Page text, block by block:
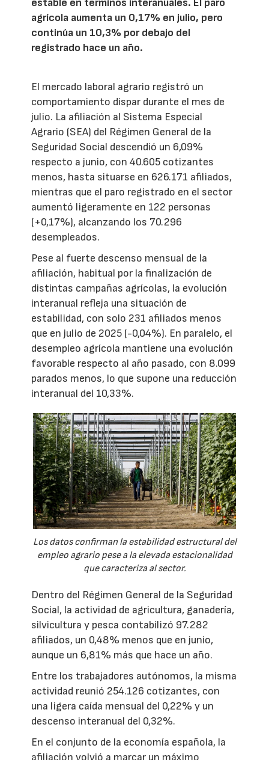
estable en términos interanuales. El paro
agrícola aumenta un 0,17% en julio, pero
continúa un 10,3% por debajo del
registrado hace un año.
El mercado laboral agrario registró un
comportamiento dispar durante el mes de
julio. La afiliación al Sistema Especial
Agrario (SEA) del Régimen General de la
Seguridad Social descendió un 6,09%
respecto a junio, con 40.605 cotizantes
menos, hasta situarse en 626.171 afiliados,
mientras que el paro registrado en el sector
aumentó ligeramente en 122 personas
(+0,17%), alcanzando los 70.296
desempleados.
Pese al fuerte descenso mensual de la
afiliación, habitual por la finalización de
distintas campañas agrícolas, la evolución
interanual refleja una situación de
estabilidad, con solo 231 afiliados menos
que en julio de 2025 (-0,04%). En paralelo, el
desempleo agrícola mantiene una evolución
favorable respecto al año pasado, con 8.099
parados menos, lo que supone una reducción
interanual del 10,33%.
Los datos confirman la estabilidad estructural del
empleo agrario pese a la elevada estacionalidad
que caracteriza al sector.
Dentro del Régimen General de la Seguridad
Social, la actividad de agricultura, ganadería,
silvicultura y pesca contabilizó 97.282
afiliados, un 0,48% menos que en junio,
aunque un 6,81% más que hace un año.
Entre los trabajadores autónomos, la misma
actividad reunió 254.126 cotizantes, con
una ligera caída mensual del 0,22% y un
descenso interanual del 0,32%.
En el conjunto de la economía española, la